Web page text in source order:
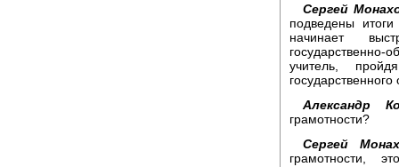
Сергей
подведены
начинает
учитель,
Александр
грамотности?
Сергей
грамотности,